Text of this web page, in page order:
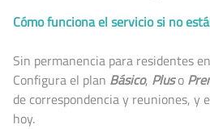
Cómo funciona el servicio si no
Sin permanencia para residentes
Configura el plan Básico, Pluso
de correspondencia y reuniones, y
hoy.